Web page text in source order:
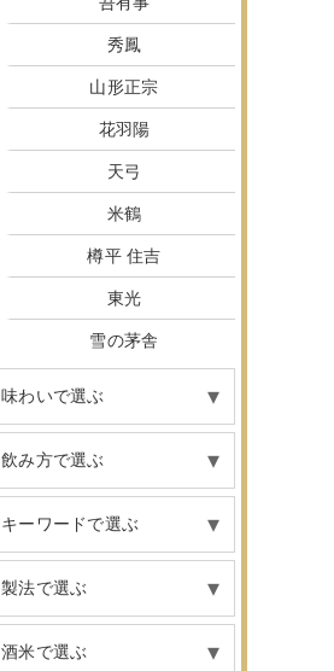
秀鳳
山形正宗
花羽陽
天弓
米鶴
樽平 住吉
東光
雪の茅舎
味わいで選ぶ
飲み方で選ぶ
キーワードで選ぶ
製法で選ぶ
酒米で選ぶ